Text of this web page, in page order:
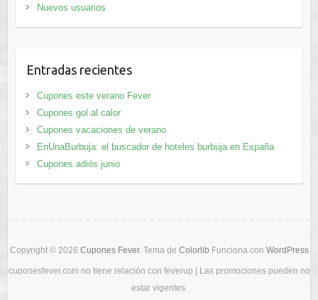
Nuevos usuarios
Entradas recientes
Cupones este verano Fever
Cupones gol al calor
Cupones vacaciones de verano
EnUnaBurbuja: el buscador de hoteles burbuja en España
Cupones adiós junio
Copyright © 2026 Cupones Fever. Tema de Colorlib Funciona con WordPress
cuponesfever.com no tiene relación con feverup | Las promociones pueden no
estar vigentes.